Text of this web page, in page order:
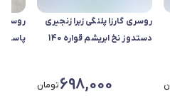
روسری گارزا پلنگی زبرا زنجیری
دستدوز نخ ابریشم قواره 140
698,000تومان